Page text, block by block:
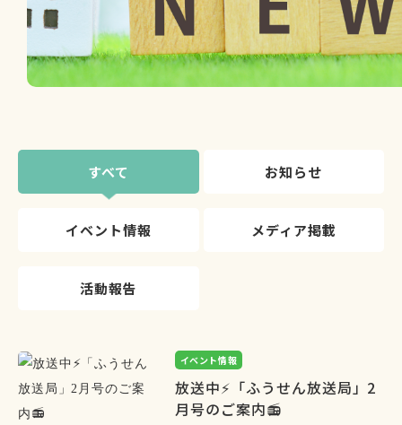
すべて お知らせ
イベント情報 メディア掲載
活動報告
イベント情報
放送中⚡「ふうせん放送局」2
月号のご案内📻